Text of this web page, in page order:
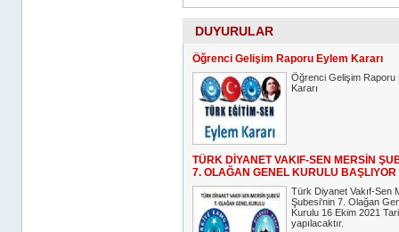
DUYURULAR
Öğrenci Gelişim Raporu Eylem Kararı
Öğrenci Gelişim Raporu
Kararı
TÜRK DİYANET VAKIF-SEN MERSİN
7. OLAĞAN GENEL KURULU BAŞLIYOR
Türk Diyanet Vakıf-Sen
Şubesi'nin 7. Olağan
Kurulu 16 Ekim 2021
yapılacaktır.